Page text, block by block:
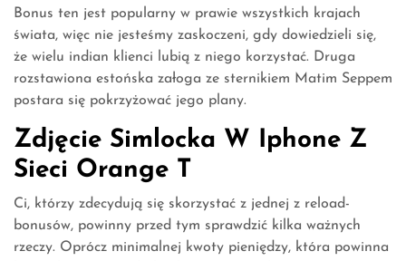
Bonus ten jest popularny w prawie wszystkich krajach
świata, więc nie jesteśmy zaskoczeni, gdy dowiedzieli się,
że wielu indian klienci lubią z niego korzystać. Druga
rozstawiona estońska załoga ze sternikiem Matim Seppem
postara się pokrzyżować jego plany.
Zdjęcie Simlocka W Iphone Z
Sieci Orange T
Ci, którzy zdecydują się skorzystać z jednej z reload-
bonusów, powinny przed tym sprawdzić kilka ważnych
rzeczy. Oprócz minimalnej kwoty pieniędzy, która powinna